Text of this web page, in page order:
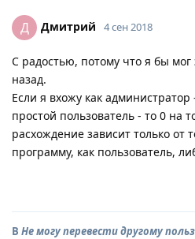
Д Дмитрий 4 сен 2018
С радостью, потому что я бы мог
назад.
Если я вхожу как администратор
простой пользователь - то 0 на
расхождение зависит только от
программу, как пользователь,
В Не могу перевести другому